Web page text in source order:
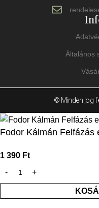
Általános
© Minden jog
Fodor Kálmán Felfázás
1 390 Ft